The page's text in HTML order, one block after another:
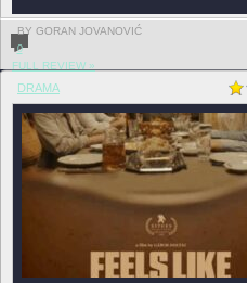
BY GORAN JOVANOVIĆ
0
FULL REVIEW »
DRAMA